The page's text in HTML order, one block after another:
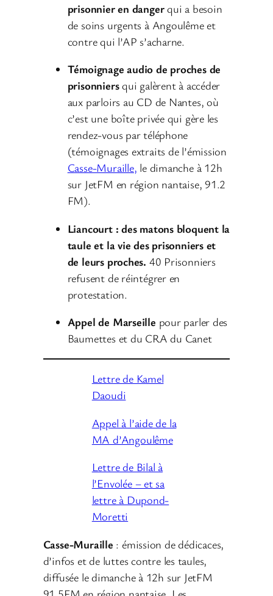
prisonnier en dangerqui a besoin
de soins urgents à Angoulême et
contre qui l’AP s’acharne.
Témoignage audio de proches de
prisonniersqui galèrent à accéder
aux parloirs au CD de Nantes, où
c’est une boîte privée qui gère les
rendez-vous par téléphone
(témoignages extraits de l’émission
Casse-Muraille, le dimanche à 12h
sur JetFM en région nantaise, 91.2
FM).
Liancourt : des matons bloquent la
taule et la vie des prisonniers et
de leurs proches. 40 Prisonniers
refusent de réintégrer en
protestation.
Appel de Marseille pour parler des
Baumettes et du CRA du Canet
Lettre de Kamel
Daoudi
Appel à l’aide de la
MA d’Angoulême
Lettre de Bilal à
l’Envolée – et sa
lettre à Dupond-
Moretti
Casse-Muraille : émission de dédicaces,
d’infos et de luttes contre les taules,
diffusée le dimanche à 12h sur JetFM